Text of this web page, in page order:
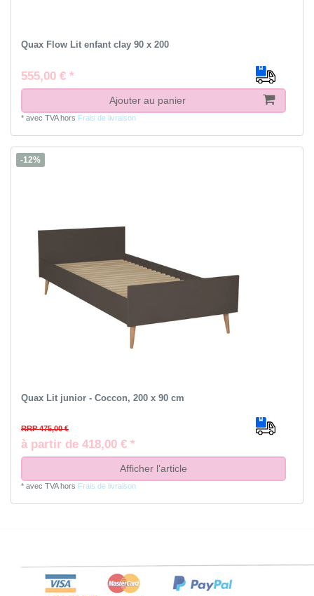
Quax Flow Lit enfant clay 90 x 200
555,00 € *
Ajouter au panier
* avec TVAhors Frais de livraison
-12%
Quax Lit junior - Coccon, 200 x 90 cm
RRP 475,00 €
à partir de 418,00 € *
Afficher l’article
* avec TVAhors Frais de livraison